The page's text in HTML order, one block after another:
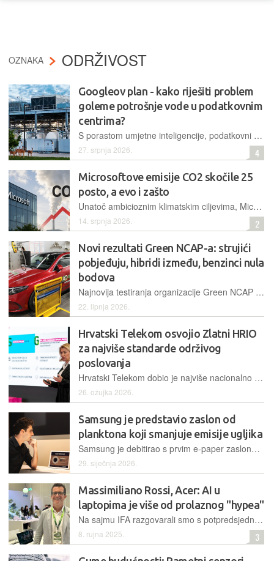
OZNAKA ODRŽIVOST
Googleov plan - kako riješiti problem
goleme potrošnje vode u podatkovnim
centrima?
S porastom umjetne inteligencije, podatkovni centri troše ogromne količine vode. Google je predstavio strategiju s pet točaka kojom do 2030. planira postati "vodno pozitivan" i vratiti više vode nego što potroši
27. srpnja 2026. 4
Microsoftove emisije CO2 skočile 25
posto, a evo i zašto
Unatoč ambicioznim klimatskim ciljevima, Microsoft bilježi značajan porast emisija stakleničkih plinova. Glavni pokretač je brza ekspanzija infrastrukture za umjetnu inteligenciju, što postavlja ozbiljne izazove za cijelu tehnološku industriju
14. srpnja 2026. 2
Novi rezultati Green NCAP-a: strujići
pobjeđuju, hibridi između, benzinci nula
bodova
Najnovija testiranja organizacije Green NCAP potvrđuju vrhunsku održivost električnog modela Mercedes-Benz CLA EQ, dok klasični benzinski modeli sve više zaostaju u ekološkim ocjenama
22. lipnja 2026.
Hrvatski Telekom osvojio Zlatni HRIO
za najviše standarde održivog
poslovanja
Hrvatski Telekom dobio je najviše nacionalno priznanje za održivost, zahvaljujući dugogodišnjim ulaganjima u modernu mrežu, smanjenje emisija, kružno gospodarstvo i razvoj digitalnih vještina građana
26. ožujka 2026.
Samsung je predstavio zaslon od
planktona koji smanjuje emisije ugljika
Samsung je debitirao s prvim e-paper zaslonom u boji čije je kućište napravljeno od bio-smole dobivene iz fitoplanktona
29. siječnja 2026.
Massimiliano Rossi, Acer: AI u
laptopima je više od prolaznog "hypea"
Na sajmu IFA razgovarali smo s potpredsjednikom Acerove EMEA regije za PC proizvode i korisničku podršku, a pitali smo ga kakva je budućnost prijenosnika u eri umjetne inteligencije
8. rujna 2025. 3